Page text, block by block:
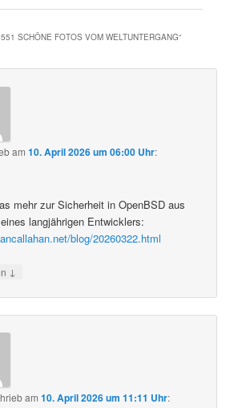
SCHÖNE FOTOS VOM WELTUNTERGANG“
am10. April 2026 um 06:00 Uhr:
mehr zur Sicherheit in OpenBSD aus
langjährigen Entwicklers:
blog/20260322.html
↓
am10. April 2026 um 11:11 Uhr: